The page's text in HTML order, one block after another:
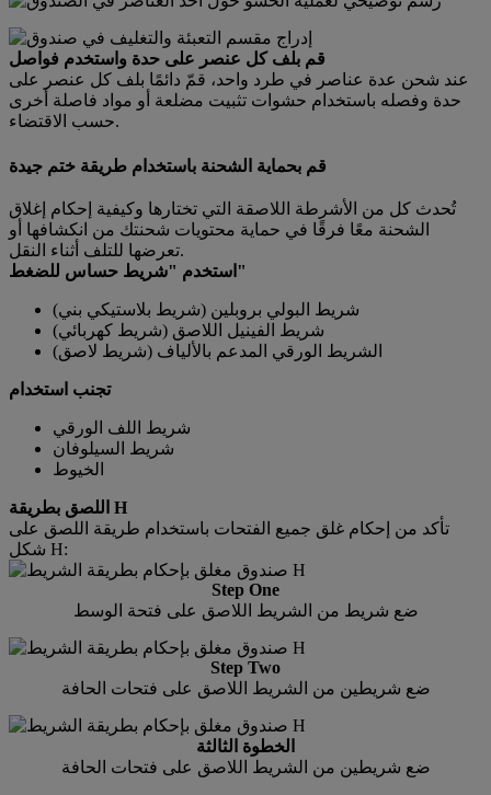
قم بلف كل عنصر على حدة واستخدم فواصل
عند شحن عدة عناصر في طرد واحد، قمّ دائمًا بلف كل عنصر على
حدة وفصله باستخدام حشوات تثبيت مضلعة أو مواد فاصلة أخرى
حسب الاقتضاء.
قم بحماية الشحنة باستخدام طريقة ختم جيدة
تُحدث كل من الأشرطة اللاصقة التي تختارها وكيفية إحكام إغلاق
الشحنة معًا فرقًا في حماية محتويات شحنتك من انكشافها أو
تعرضها للتلف أثناء النقل.
استخدم "شريط حساس للضغط"
شريط البولي بروبلين (شريط بلاستيكي بني)
شريط الفينيل اللاصق (شريط كهربائي)
الشريط الورقي المدعم بالألياف (شريط لاصق)
تجنب استخدام
شريط اللف الورقي
شريط السيلوفان
الخيوط
اللصق بطريقة H
تأكد من إحكام غلق جميع الفتحات باستخدام طريقة اللصق على
شكل H:
Step One
ضع شريط من الشريط اللاصق على فتحة الوسط
Step Two
ضع شريطين من الشريط اللاصق على فتحات الحافة
الخطوة الثالثة
ضع شريطين من الشريط اللاصق على فتحات الحافة